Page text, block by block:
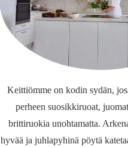
Keittiömme on kodin sydän,
perheen suosikkiruoat,
brittiruokia unohtamatta.
hyvää ja juhlapyhinä pöytä